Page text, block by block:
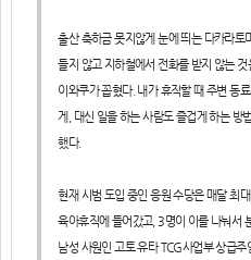
출산 축하금 못지않게 눈에 띄는 다카라
들지 않고 지하철에서 전화를 받지 않는
이와쿠가 꼽혔다. 내가 휴직할 때 주변 동
게, 대신 일을 하는 사람도 즐겁게 하는 방
했다.
현재 시범 도입 중인 응원 수당은 매달 최
육아휴직에 들어갔고, 3명이 이를 나눠서
남성 사원인 고토 유타 TCG사업부 상급